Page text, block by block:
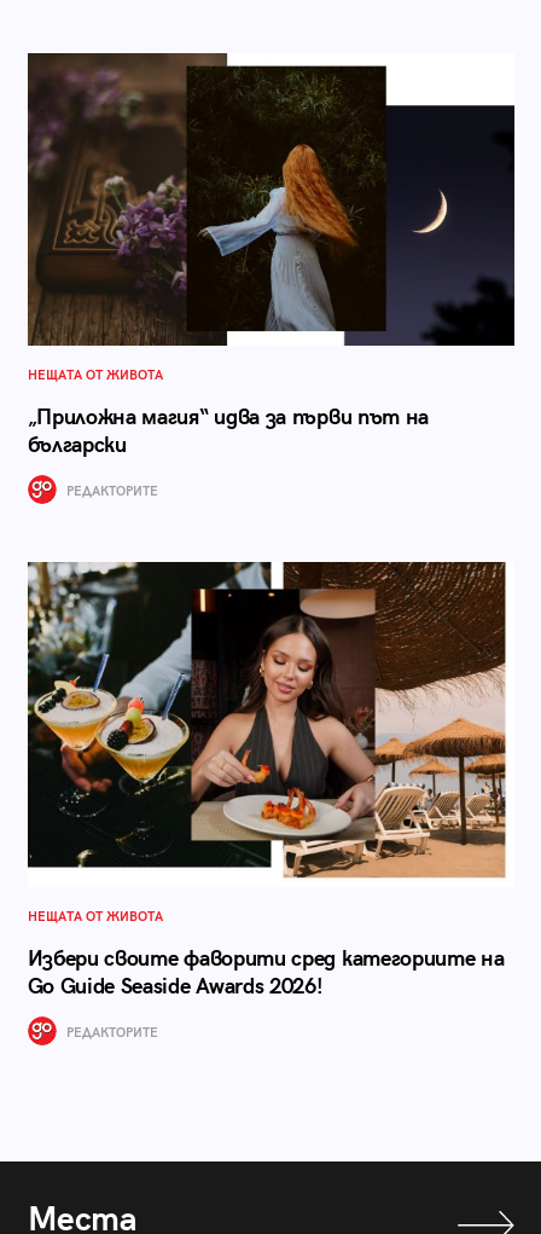
НЕЩАТА ОТ ЖИВОТА
„Приложна магия“ идва за първи път на
български
РЕДАКТОРИТЕ
НЕЩАТА ОТ ЖИВОТА
Избери своите фаворити сред категориите на
Go Guide Seaside Awards 2026!
РЕДАКТОРИТЕ
Места